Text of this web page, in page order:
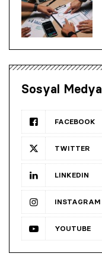
Sosyal Medya
FACEBOOK
TWITTER
LINKEDIN
INSTAGRAM
YOUTUBE